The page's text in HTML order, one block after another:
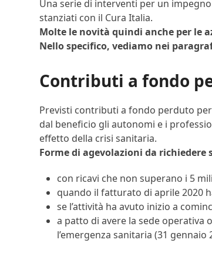
Una serie di interventi per un
stanziati con il Cura Italia.
Molte le novità quindi anche per le
Nello specifico, vediamo nei
Contributi a fondo
Previsti contributi a fondo perduto
dal beneficio gli autonomi e i
effetto della crisi sanitaria.
Forme di agevolazioni da
con ricavi che non superano i 5
quando il fatturato di aprile 2020
se l’attività ha avuto inizio a
a patto di avere la sede operativa
l’emergenza sanitaria (31 gennaio